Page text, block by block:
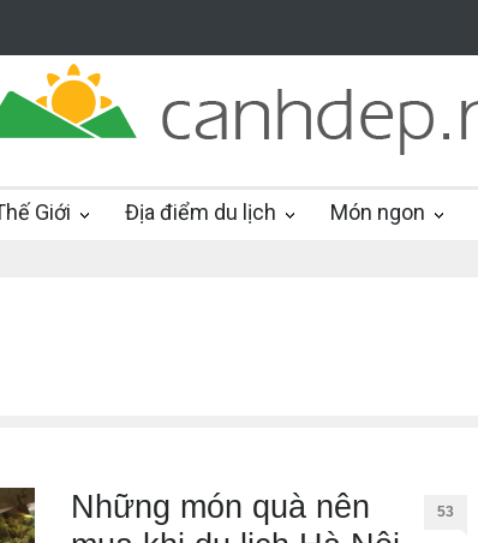
Giới Địa điểm du lịch Món ngon
Những món quà nên
53